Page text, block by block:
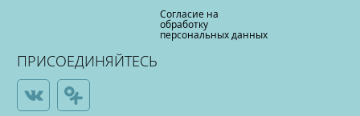
Согласие на
обработку
персональных данных
ПРИСОЕДИНЯЙТЕСЬ